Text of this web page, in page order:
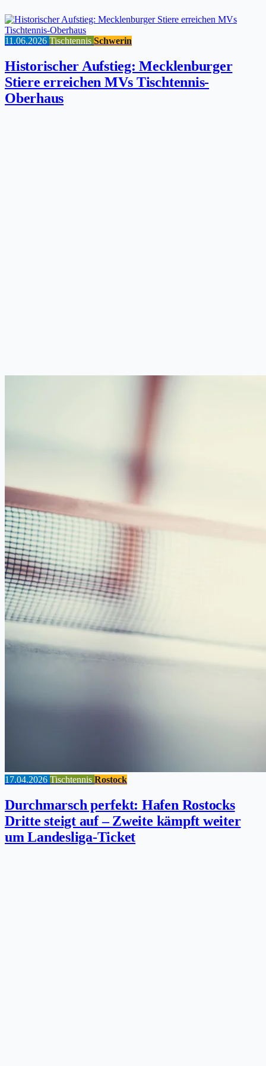
11.06.2026 Tischtennis Schwerin
Historischer Aufstieg: Mecklenburger
Stiere erreichen MVs Tischtennis-
Oberhaus
17.04.2026 Tischtennis Rostock
Durchmarsch perfekt: Hafen Rostocks
Dritte steigt auf – Zweite kämpft weiter
um Landesliga-Ticket